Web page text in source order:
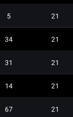
5 21
34 21
31 21
14 21
67 21